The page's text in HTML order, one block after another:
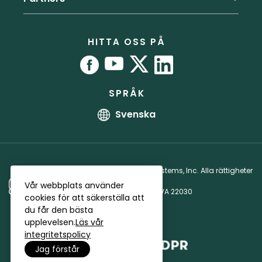
Användarmanual
Bug bounty-program
PartnerlicensavtalHITTA OSS PÅ
SPRÅK
Svenska
Copyright © 1999 - 2026 Siber Systems, Inc. Alla rättigheter
förbehållna.
3701 Pender Dr, Suite 400, Fairfax, VA 22030
Integritetspolicy·Licensavtal
Vår webbplats använder
cookies för att säkerställa att
du får den bästa
upplevelsen.Läs vår
integritetspolicy
Jag förstår